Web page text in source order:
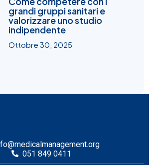
grandi gruppi sanitari e
valorizzare uno studio
indipendente
Ottobre 30, 2025
051 849 0411